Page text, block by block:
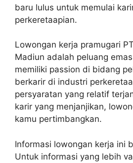
baru lulus untuk memulai
perkeretaapian.
Lowongan kerja pramugari
Madiun adalah peluang
memiliki passion di bidang
berkarir di industri
persyaratan yang relatif
karir yang menjanjikan,
kamu pertimbangkan.
Informasi lowongan kerja ini
Untuk informasi yang lebih